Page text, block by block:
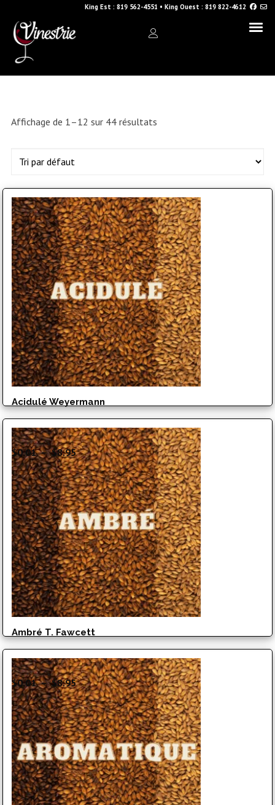
King Est : 819 562-4551 • King Ouest : 819 822-4612
Affichage de 1–12 sur 44 résultats
Acidulé Weyermann
$0.01 – $8.95Plage
de
prix :
$0.01
à
$8.95
Ambré T. Fawcett
$0.01 – $8.95Plage
de
prix :
$0.01
à
$8.95